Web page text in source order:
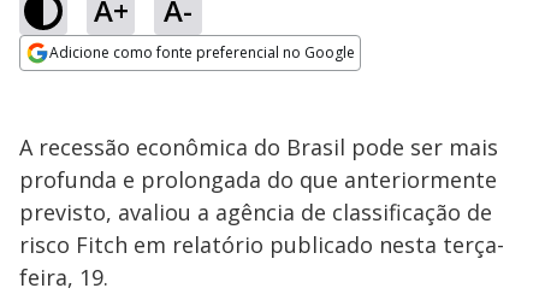
A+ A-
Adicione como fonte preferencial no Google
A recessão econômica do Brasil pode ser mais
profunda e prolongada do que anteriormente
previsto, avaliou a agência de classificação de
risco Fitch em relatório publicado nesta terça-
feira, 19.